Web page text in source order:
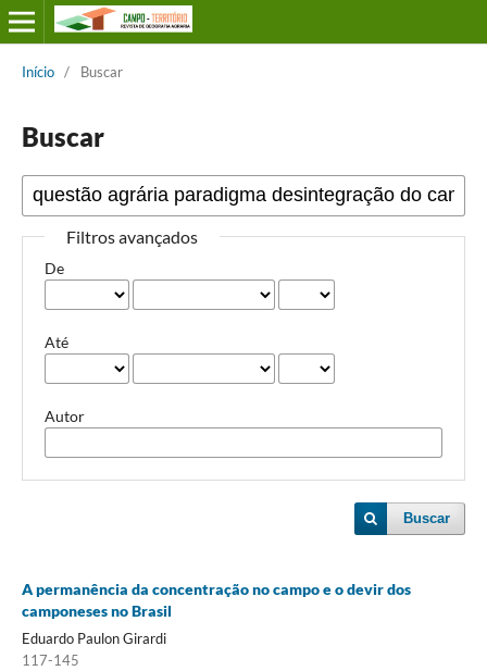
Início / Buscar
Buscar
Filtros avançados
De
Até
Autor
Buscar
A permanência da concentração no campo e o devir dos
camponeses no Brasil
Eduardo Paulon Girardi
117-145